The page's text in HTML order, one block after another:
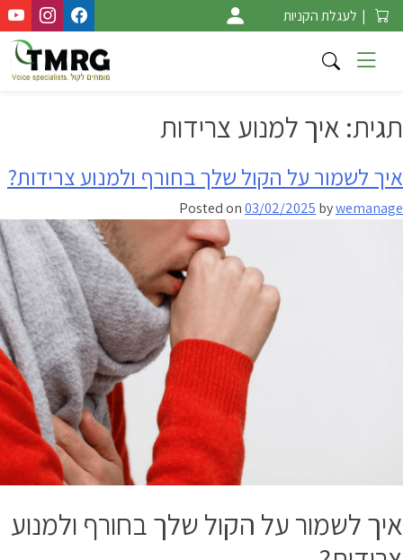
Skip
to
content
| לעגלת הקניות
תגית: איך למנוע צרידות
איך לשמור על הקול שלך בחורף ולמנוע צרידות?
Posted on03/02/2025 bywemanage
איך לשמור על הקול שלך בחורף ולמנוע